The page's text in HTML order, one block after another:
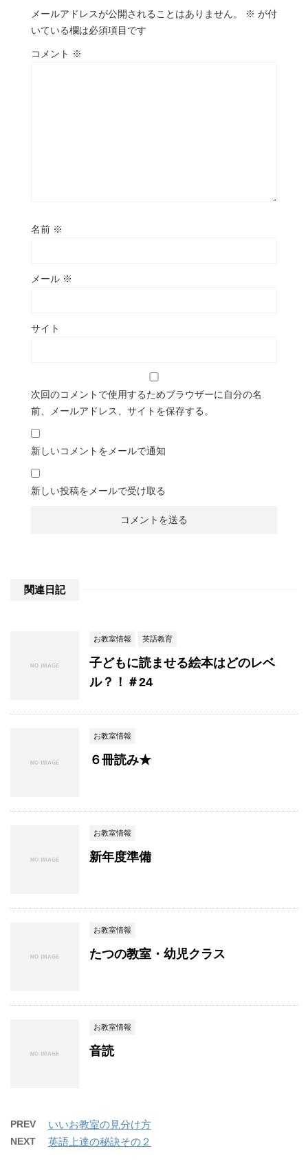
メールアドレスが公開されることはありません。 ※ が付
いている欄は必須項目です
コメント ※
名前 ※
メール ※
サイト
次回のコメントで使用するためブラウザーに自分の名
前、メールアドレス、サイトを保存する。
新しいコメントをメールで通知
新しい投稿をメールで受け取る
関連日記
お教室情報 英語教育
子どもに読ませる絵本はどのレベ
ル？！＃24
お教室情報
６冊読み★
お教室情報
新年度準備
お教室情報
たつの教室・幼児クラス
お教室情報
音読
PREV いいお教室の見分け方
NEXT 英語上達の秘訣その２